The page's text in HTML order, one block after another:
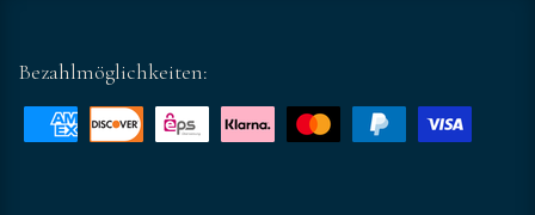
Bezahlmöglichkeiten: